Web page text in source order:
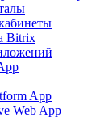
Bitrix
App
Web App